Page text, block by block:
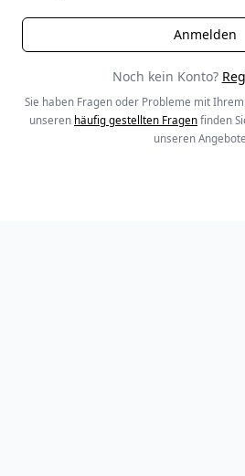
Noch kein Konto?
Sie haben Fragen oder Probleme mit
unseren häufig gestellten Fragen finden
unseren